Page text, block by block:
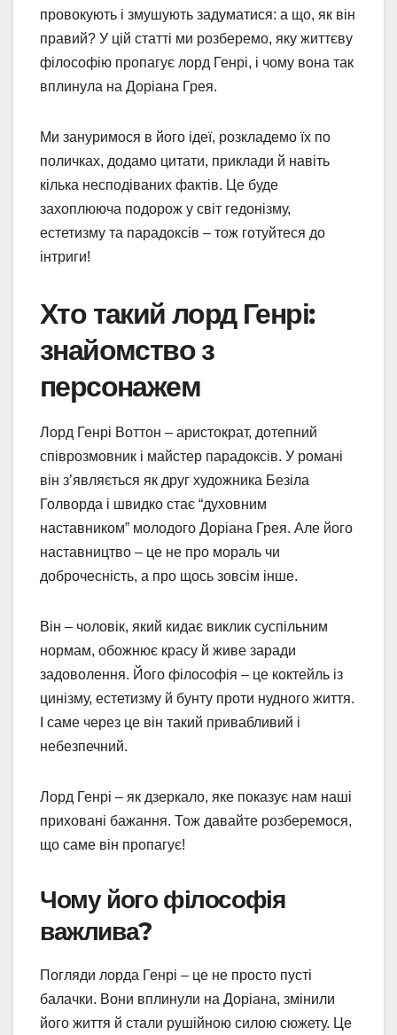
провокують і змушують задуматися: а що, як він
правий? У цій статті ми розберемо, яку життєву
філософію пропагує лорд Генрі, і чому вона так
вплинула на Доріана Грея.
Ми зануримося в його ідеї, розкладемо їх по
поличках, додамо цитати, приклади й навіть
кілька несподіваних фактів. Це буде
захоплююча подорож у світ гедонізму,
естетизму та парадоксів – тож готуйтеся до
інтриги!
Хто такий лорд Генрі:
знайомство з
персонажем
Лорд Генрі Воттон – аристократ, дотепний
співрозмовник і майстер парадоксів. У романі
він з’являється як друг художника Безіла
Голворда і швидко стає “духовним
наставником” молодого Доріана Грея. Але його
наставництво – це не про мораль чи
доброчесність, а про щось зовсім інше.
Він – чоловік, який кидає виклик суспільним
нормам, обожнює красу й живе заради
задоволення. Його філософія – це коктейль із
цинізму, естетизму й бунту проти нудного життя.
І саме через це він такий привабливий і
небезпечний.
Лорд Генрі – як дзеркало, яке показує нам наші
приховані бажання. Тож давайте розберемося,
що саме він пропагує!
Чому його філософія
важлива?
Погляди лорда Генрі – це не просто пусті
балачки. Вони вплинули на Доріана, змінили
його життя й стали рушійною силою сюжету. Це